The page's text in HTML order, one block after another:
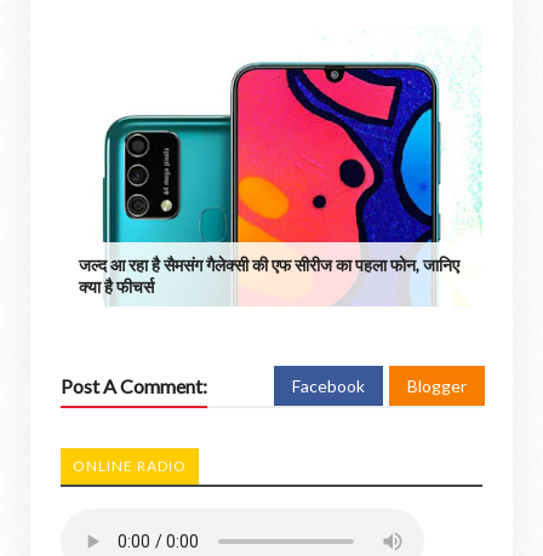
जल्द आ रहा है सैमसंग गैलेक्सी की एफ सीरीज का पहला फोन, जानिए
क्या है फीचर्स
Post A Comment: Facebook Blogger
ONLINE RADIO